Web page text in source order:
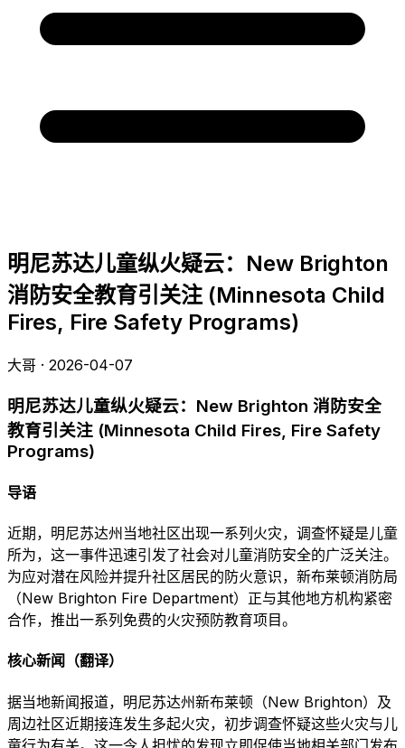
明尼苏达儿童纵火疑云：New Brighton
消防安全教育引关注 (Minnesota Child
Fires, Fire Safety Programs)
大哥 · 2026-04-07
明尼苏达儿童纵火疑云：New Brighton 消防安全
教育引关注 (Minnesota Child Fires, Fire Safety
Programs)
导语
近期，明尼苏达州当地社区出现一系列火灾，调查怀疑是儿童
所为，这一事件迅速引发了社会对儿童消防安全的广泛关注。
为应对潜在风险并提升社区居民的防火意识，新布莱顿消防局
（New Brighton Fire Department）正与其他地方机构紧密
合作，推出一系列免费的火灾预防教育项目。
核心新闻（翻译）
据当地新闻报道，明尼苏达州新布莱顿（New Brighton）及
周边社区近期接连发生多起火灾，初步调查怀疑这些火灾与儿